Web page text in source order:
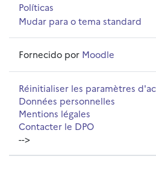
Políticas
Mudar para o tema standard
Fornecido por Moodle
Réinitialiser les paramètres
Données personnelles
Mentions légales
Contacter le DPO
-->